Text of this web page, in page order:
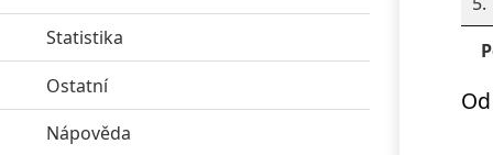
Statistika
Ostatníclick to expand contents
Nápověda